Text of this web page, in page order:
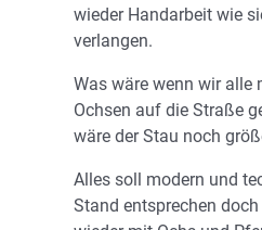
wieder Handarbeit wie
verlangen.
Was wäre wenn wir alle
Ochsen auf die Straße
wäre der Stau noch
Alles soll modern und
Stand entsprechen